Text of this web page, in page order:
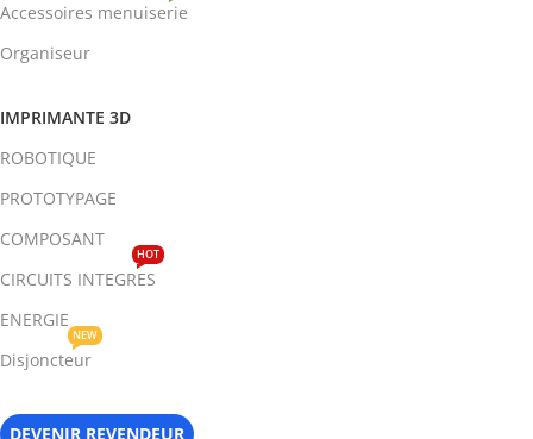
Accessoires menuiserie
Organiseur
IMPRIMANTE 3D
ROBOTIQUE
PROTOTYPAGE
COMPOSANT
CIRCUITS INTEGRES
HOT
ENERGIE
Disjoncteur
NEW
DEVENIR REVENDEUR